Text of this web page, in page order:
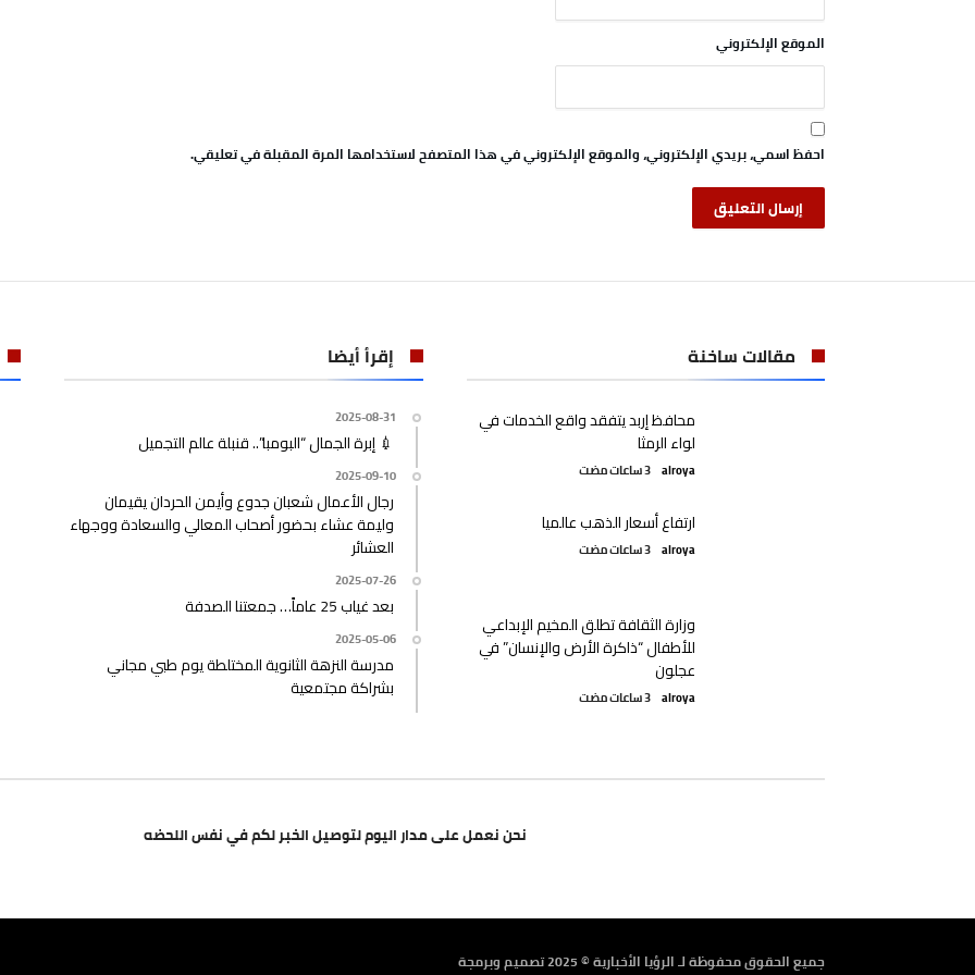
الموقع الإلكتروني
احفظ اسمي، بريدي الإلكتروني، والموقع الإلكتروني في هذا المتصفح لاستخدامها المرة المقبلة في تعليقي.
مقالات ساخنة
محافظ إربد يتفقد واقع الخدمات في
لواء الرمثا
alroya
ارتفاع أسعار الذهب عالميا
alroya
وزارة الثقافة تطلق المخيم الإبداعي
للأطفال “ذاكرة الأرض والإنسان” في
عجلون
alroya
إقرأ أيضا
2025-08-31
💉 إبرة الجمال “البومبا”.. قنبلة عالم التجميل
2025-09-10
رجال الأعمال شعبان جدوع وأيمن الحردان يقيمان
وليمة عشاء بحضور أصحاب المعالي والسعادة ووجهاء
العشائر
2025-07-26
بعد غياب 25 عاماً… جمعتنا الصدفة
2025-05-06
مدرسة النزهة الثانوية المختلطة يوم طبي مجاني
بشراكة مجتمعية
نحن نعمل على مدار اليوم لتوصيل الخبر لكم في نفس اللحضه
جميع الحقوق محفوظة لـ الرؤيا الأخبارية © 2025 تصميم وبرمجة